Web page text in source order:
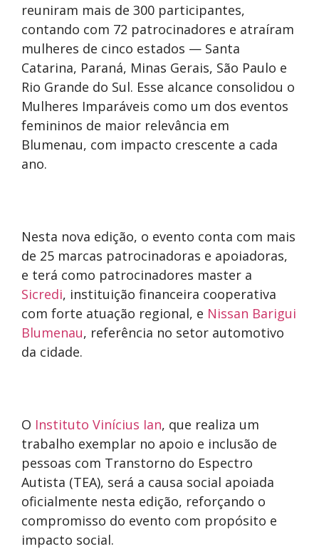
reuniram mais de 300 participantes,
contando com 72 patrocinadores e atraíram
mulheres de cinco estados — Santa
Catarina, Paraná, Minas Gerais, São Paulo e
Rio Grande do Sul. Esse alcance consolidou o
Mulheres Imparáveis como um dos eventos
femininos de maior relevância em
Blumenau, com impacto crescente a cada
ano.
Nesta nova edição, o evento conta com mais
de 25 marcas patrocinadoras e apoiadoras,
e terá como patrocinadores master a
Sicredi, instituição financeira cooperativa
com forte atuação regional, e Nissan Barigui
Blumenau, referência no setor automotivo
da cidade.
O Instituto Vinícius Ian, que realiza um
trabalho exemplar no apoio e inclusão de
pessoas com Transtorno do Espectro
Autista (TEA), será a causa social apoiada
oficialmente nesta edição, reforçando o
compromisso do evento com propósito e
impacto social.